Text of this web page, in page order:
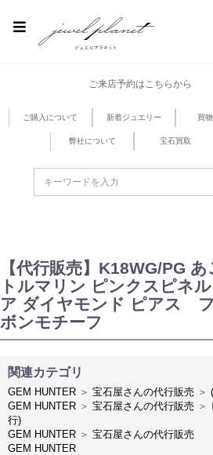
ご来店予約はこちらから
ご購入について 新着ジュエリー 買
弊社について 宝石買取
【代行販売】K18WG/PG
トルマリン ピンクスピネ
ア ダイヤモンド ピアス
ボンモチーフ
関連カテゴリ
GEM HUNTER ＞ 宝石屋さんの代行販売 ＞
GEM HUNTER ＞ 宝石屋さんの代行販売 ＞
行)
GEM HUNTER ＞ 宝石屋さんの代行販売
GEM HUNTER